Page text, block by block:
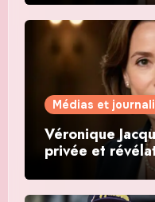
Médias et
Véronique
privée et